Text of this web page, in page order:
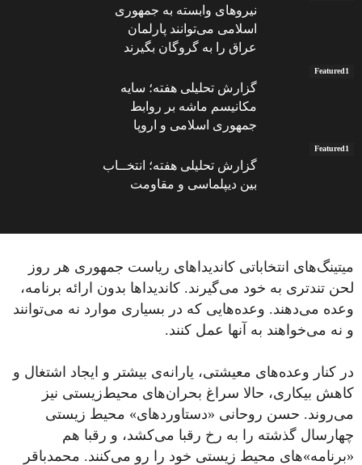
نیروهای وابسته به جمهوری
اسلامی می‌توانند پارلمان
عراق را به گروگان بگیرند
Featured1
گزارش تحلیلی هفته؛ سایه
مکانیسم ماشه بر روابط
جمهوری اسلامی و اروپا
Featured1
گزارش تحلیلی هفته؛ انتخــاب
بین دیپلماسی و مقاومت
میتینگ‌های انتخاباتی کاندیداهای ریاست جمهوری هر روز
لحن تند‌تری به خود می‌گیرند. کاندیداها بدون ارائه برنامه،
وعده می‌دهند. وعده‌هایی که در بسیاری موارد نه می‌توانند
و نه می‌خواهند به آنها عمل کنند.
در کنار وعده‌های معیشتی، یارانه‌ی بیشتر و ایجاد اشتغال و
کاهش بیکاری، حالا سراغ بحران‌های محیط‌زیستی نیز
می‌روند. حسن روحانی «دستاورد‌های» محیط زیستی
چهارسال گذشته را به رخ رقبا می‌کشد، و رقبا هم
«برنامه»‌های محیط زیستی خود را رو می‌کنند. محمد‌باقر